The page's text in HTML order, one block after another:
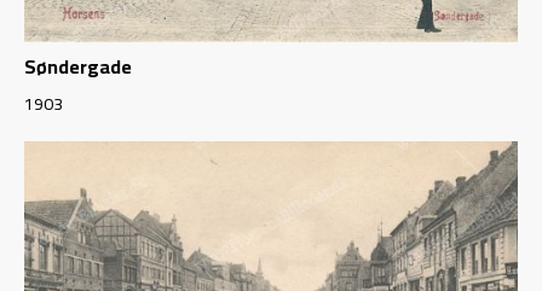
Søndergade
1903